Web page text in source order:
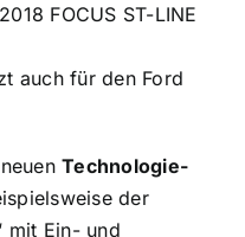
auch für den Ford
Technologie-
der
mit Ein- und